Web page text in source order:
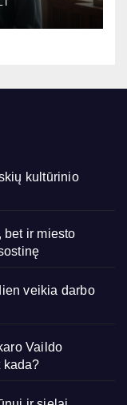
kultūrinio
bet ir miesto
veikia darbo
Vaildo
kada?